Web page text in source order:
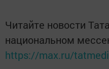
Читайте новости
национальном
https://max.ru/